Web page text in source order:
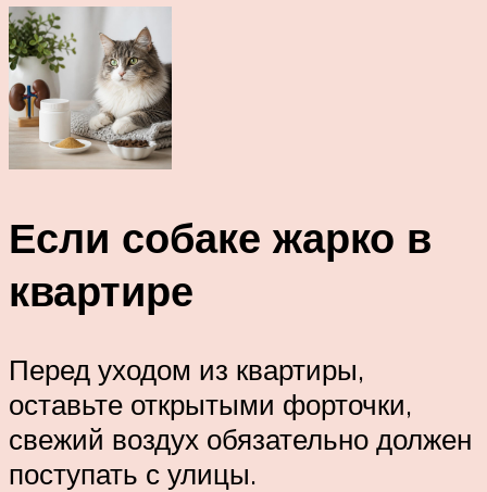
Если собаке жарко в
квартире
Перед уходом из квартиры,
оставьте открытыми форточки,
свежий воздух обязательно должен
поступать с улицы.